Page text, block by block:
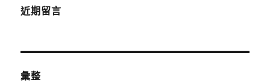
近期留言
彙整